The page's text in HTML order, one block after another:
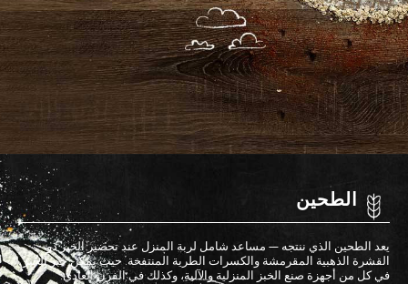
الطحين
يعد الطحين الذي ننتجه — مساعد شامل لربة المنزل عند تحضير الخبز ذو
القشرة الذهبية المقرمشة والكسرات الطرية المنتفخة. حيث يمكن خَبز الخُبز
في كل من أجهزة صنع الخبز المنزلية والآلية، وكذلك في الفرن العادي.